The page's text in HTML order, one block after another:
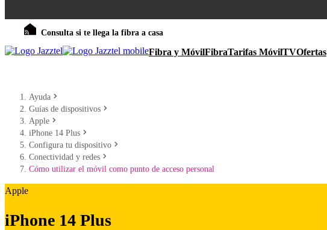
Consulta si te llega la fibra a casa
Fibra y MóvilFibraTarifas MóvilTVOfertas
Ayuda
Guías de dispositivos
Apple
iPhone 14 Plus
Configura tu dispositivo
Conectividad y redes
Cómo utilizar el móvil como punto de acceso personal
Apple
iPhone 14 Plus